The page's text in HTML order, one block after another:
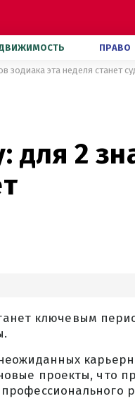
ПРАВО
для 2
ключевым
проекты, что